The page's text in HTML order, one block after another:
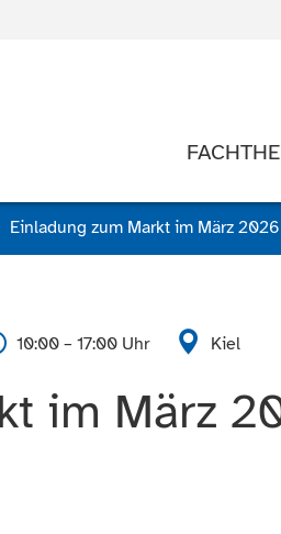
Einladung zum Markt im März 2026
10:00 – 17:00 Uhr Kiel
im März